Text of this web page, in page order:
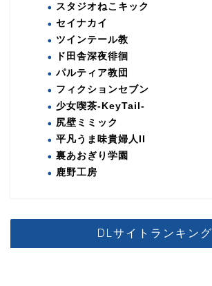
スタジオねこキック
セイナカイ
ツインテール教
ド田舎深夜徘徊
パルティア教団
フィクションセブン
少女喫茶-KeyTail-
尻壁ミミック
平凡うま味貴婦人II
裏あおぎり学園
鹿野工房
DLサイトランキング